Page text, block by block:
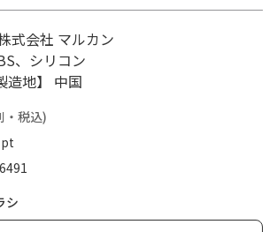
式会社 マルカン
、シリコン
造地】 中国
・税込)
シ